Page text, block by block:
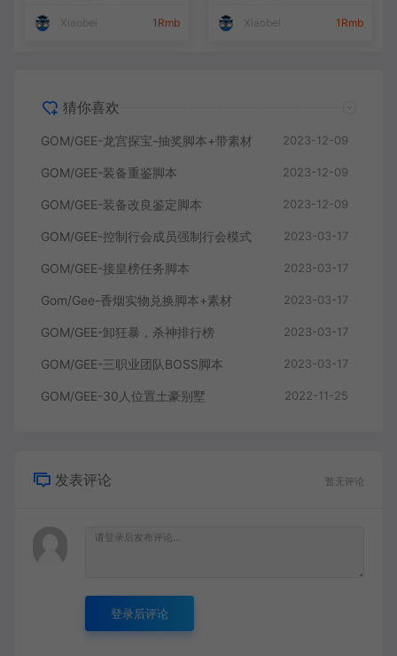
Xiaobei 1Rmb Xiaobei 1Rmb
猜你喜欢
GOM/GEE-龙宫探宝-抽奖脚本+带素材 2023-12-09
GOM/GEE-装备重鉴脚本 2023-12-09
GOM/GEE-装备改良鉴定脚本 2023-12-09
GOM/GEE-控制行会成员强制行会模式 2023-03-17
GOM/GEE-接皇榜任务脚本 2023-03-17
Gom/Gee-香烟实物兑换脚本+素材 2023-03-17
GOM/GEE-卸狂暴，杀神排行榜 2023-03-17
GOM/GEE-三职业团队BOSS脚本 2023-03-17
GOM/GEE-30人位置土豪别墅 2022-11-25
发表评论 暂无评论
登录后评论